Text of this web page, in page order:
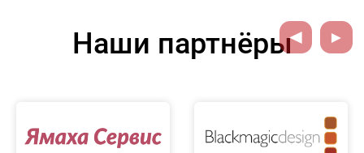
Наши партнёры